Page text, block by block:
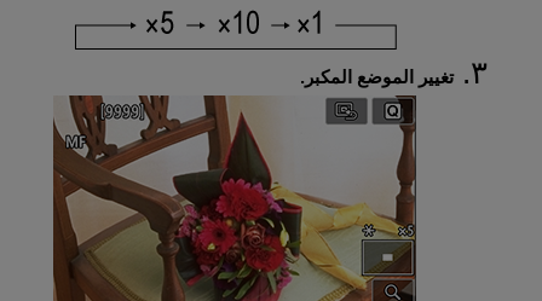
تغيير الموضع المكبر.